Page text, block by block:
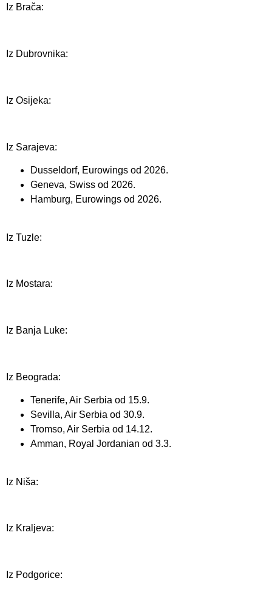
Iz Brača:
Iz Dubrovnika:
Iz Osijeka:
Iz Sarajeva:
Dusseldorf, Eurowings od 2026.
Geneva, Swiss od 2026.
Hamburg, Eurowings od 2026.
Iz Tuzle:
Iz Mostara:
Iz Banja Luke:
Iz Beograda:
Tenerife, Air Serbia od 15.9.
Sevilla, Air Serbia od 30.9.
Tromso, Air Serbia od 14.12.
Amman, Royal Jordanian od 3.3.
Iz Niša:
Iz Kraljeva:
Iz Podgorice: